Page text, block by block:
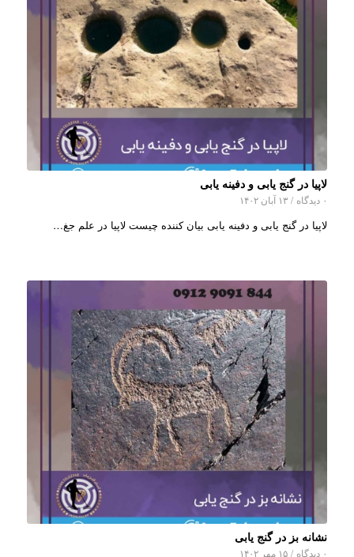
لاپیا در گنج یابی و دفینه یابی
۰ دیدگاه / ۱۳ آبان ۱۴۰۲
لاپیا در گنج یابی و دفینه یابی بیان کننده چیست لاپیا در علم جغ…
نشانه بز در گنج یابی
۰ دیدگاه / ۱۵ مهر ۱۴۰۲